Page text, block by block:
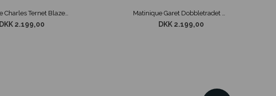
DKK 2.199,00 DKK 2.199,00